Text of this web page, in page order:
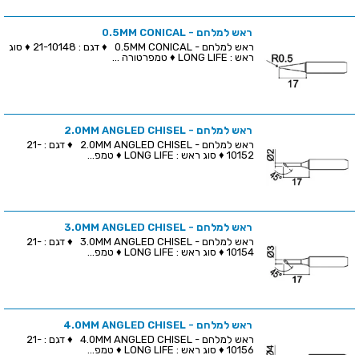
ראש למלחם - 0.5MM CONICAL
ראש למלחם - 0.5MM CONICAL ♦ דגם : 21-10148 ♦ סוג
ראש : LONG LIFE ♦ טמפרטורה ...
ראש למלחם - 2.0MM ANGLED CHISEL
ראש למלחם - 2.0MM ANGLED CHISEL ♦ דגם : 21-
10152 ♦ סוג ראש : LONG LIFE ♦ טמפ...
ראש למלחם - 3.0MM ANGLED CHISEL
ראש למלחם - 3.0MM ANGLED CHISEL ♦ דגם : 21-
10154 ♦ סוג ראש : LONG LIFE ♦ טמפ...
ראש למלחם - 4.0MM ANGLED CHISEL
ראש למלחם - 4.0MM ANGLED CHISEL ♦ דגם : 21-
10156 ♦ סוג ראש : LONG LIFE ♦ טמפ...